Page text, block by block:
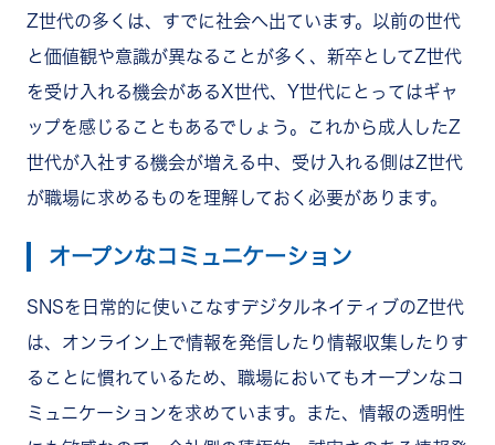
Z世代の多くは、すでに社会へ出ています。以前の世代
と価値観や意識が異なることが多く、新卒としてZ世代
を受け入れる機会があるX世代、Y世代にとってはギャ
ップを感じることもあるでしょう。これから成人したZ
世代が入社する機会が増える中、受け入れる側はZ世代
が職場に求めるものを理解しておく必要があります。
オープンなコミュニケーション
SNSを日常的に使いこなすデジタルネイティブのZ世代
は、オンライン上で情報を発信したり情報収集したりす
ることに慣れているため、職場においてもオープンなコ
ミュニケーションを求めています。また、情報の透明性